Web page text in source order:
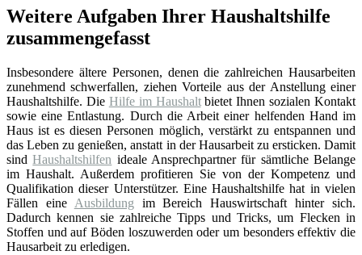
Weitere Aufgaben Ihrer Haushaltshilfe
zusammengefasst
Insbesondere ältere Personen, denen die zahlreichen Hausarbeiten
zunehmend schwerfallen, ziehen Vorteile aus der Anstellung einer
Haushaltshilfe. Die Hilfe im Haushaltbietet Ihnen sozialen Kontakt
sowie eine Entlastung. Durch die Arbeit einer helfenden Hand im
Haus ist es diesen Personen möglich, verstärkt zu entspannen und
das Leben zu genießen, anstatt in der Hausarbeit zu ersticken. Damit
sindHaushaltshilfen ideale Ansprechpartner für sämtliche Belange
im Haushalt. Außerdem profitieren Sie von der Kompetenz und
Qualifikation dieser Unterstützer. Eine Haushaltshilfe hat in vielen
Fällen eine Ausbildung im Bereich Hauswirtschaft hinter sich.
Dadurch kennen sie zahlreiche Tipps und Tricks, um Flecken in
Stoffen und auf Böden loszuwerden oder um besonders effektiv die
Hausarbeit zu erledigen.